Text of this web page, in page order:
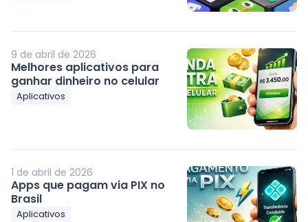
9 de abril de 2026
Melhores aplicativos para
ganhar dinheiro no celular
Aplicativos
1 de abril de 2026
Apps que pagam via PIX no
Brasil
Aplicativos